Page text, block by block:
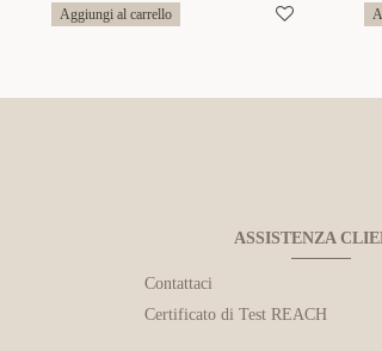
Aggiungi al carrello
ASSISTENZA
Contattaci
Certificato di Test REACH